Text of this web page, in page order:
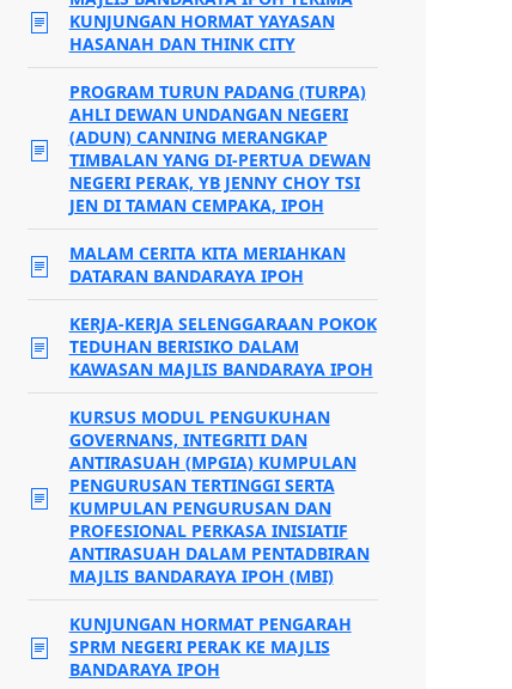
KUNJUNGAN HORMAT YAYASAN
HASANAH DAN THINK CITY
PROGRAM TURUN PADANG (TURPA)
AHLI DEWAN UNDANGAN NEGERI
(ADUN) CANNING MERANGKAP
TIMBALAN YANG DI-PERTUA DEWAN
NEGERI PERAK, YB JENNY CHOY TSI
JEN DI TAMAN CEMPAKA, IPOH
MALAM CERITA KITA MERIAHKAN
DATARAN BANDARAYA IPOH
KERJA-KERJA SELENGGARAAN POKOK
TEDUHAN BERISIKO DALAM
KAWASAN MAJLIS BANDARAYA IPOH
KURSUS MODUL PENGUKUHAN
GOVERNANS, INTEGRITI DAN
ANTIRASUAH (MPGIA) KUMPULAN
PENGURUSAN TERTINGGI SERTA
KUMPULAN PENGURUSAN DAN
PROFESIONAL PERKASA INISIATIF
ANTIRASUAH DALAM PENTADBIRAN
MAJLIS BANDARAYA IPOH (MBI)
KUNJUNGAN HORMAT PENGARAH
SPRM NEGERI PERAK KE MAJLIS
BANDARAYA IPOH